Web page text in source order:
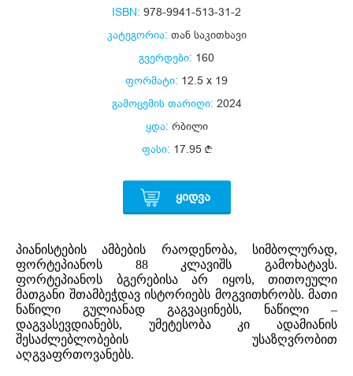
ISBN: 978-9941-513-31-2
კატეგორია: თან საკითხავი
გვერდები: 160
ფორმატი: 12.5 x 19
გამოცემის თარიღი: 2024
ყდა: რბილი
ფასი: 17.95
ᲧᲘᲓᲕᲐ
პიანისტების ამბების რაოდენობა, სიმბოლურად,
ფორტეპიანოს 88 კლავიშს გამოხატავს.
ფორტეპიანოს ბგერებისა არ იყოს, თითოეული
მათგანი შთამბეჭდავ ისტორიებს მოგვითხრობს. მათი
ნაწილი გულიანად გაგვაცინებს, ნაწილი –
დაგვასევდიანებს, უმეტესობა კი ადამიანის
შესაძლებლობების უსაზღვრობით
აღგვაფრთოვანებს.